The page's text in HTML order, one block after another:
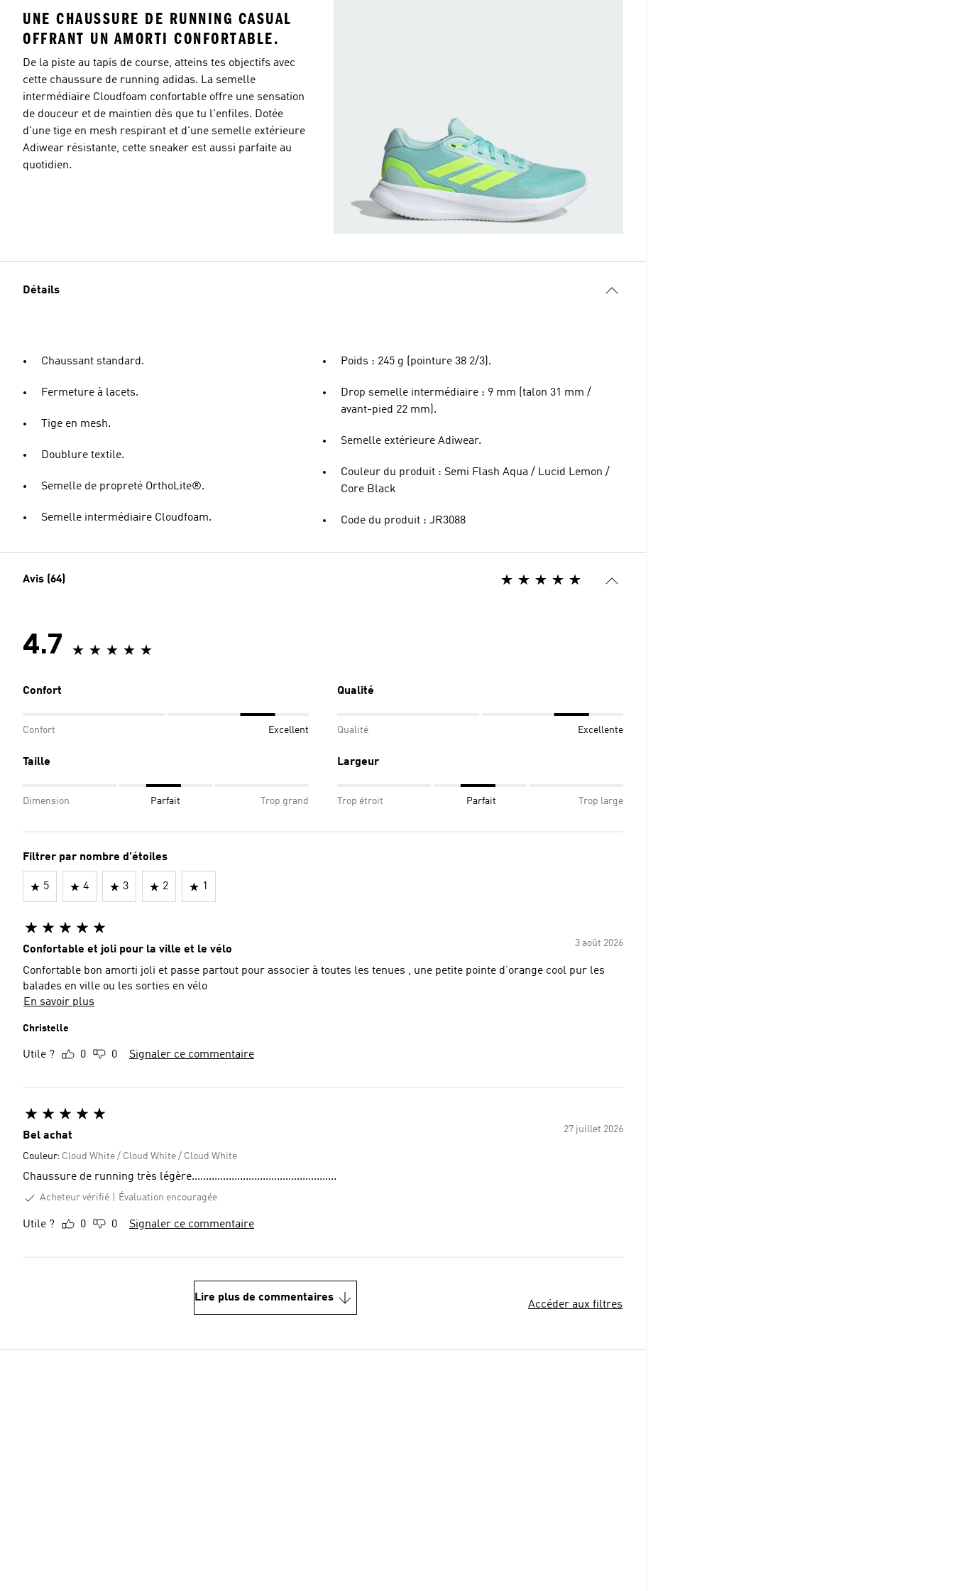
UNE CHAUSSURE DE RUNNING CASUAL
OFFRANT UN AMORTI CONFORTABLE.
De la piste au tapis de course, atteins tes objectifs avec
cette chaussure de running adidas. La semelle
intermédiaire Cloudfoam confortable offre une sensation
de douceur et de maintien dès que tu l'enfiles. Dotée
d'une tige en mesh respirant et d'une semelle extérieure
Adiwear résistante, cette sneaker est aussi parfaite au
quotidien.
Détails
Chaussant standard.
Fermeture à lacets.
Tige en mesh.
Doublure textile.
Semelle de propreté OrthoLite®.
Semelle intermédiaire Cloudfoam.
Poids : 245 g (pointure 38 2/3).
Drop semelle intermédiaire : 9 mm (talon 31 mm /
avant-pied 22 mm).
Semelle extérieure Adiwear.
Couleur du produit : Semi Flash Aqua / Lucid Lemon /
Core Black
Code du produit : JR3088
Avis (64)
4.7
Confort
Confort Excellent
Qualité
Qualité Excellente
Taille
Dimension Parfait Trop grand
Largeur
Trop étroit Parfait Trop large
Filtrer par nombre d'étoiles
5 4 3 2 1
3 août 2026
Confortable et joli pour la ville et le vélo
Confortable bon amorti joli et passe partout pour associer à toutes les tenues , une petite pointe d’orange cool pur les
balades en ville ou les sorties en vélo
En savoir plus
Christelle
Utile ? 0 0 Signaler ce commentaire
27 juillet 2026
Bel achat
Couleur: Cloud White / Cloud White / Cloud White
Chaussure de running très légère...................................................
Acheteur vérifié Évaluation encouragée
Utile ? 0 0 Signaler ce commentaire
Lire plus de commentaires
Accéder aux filtres